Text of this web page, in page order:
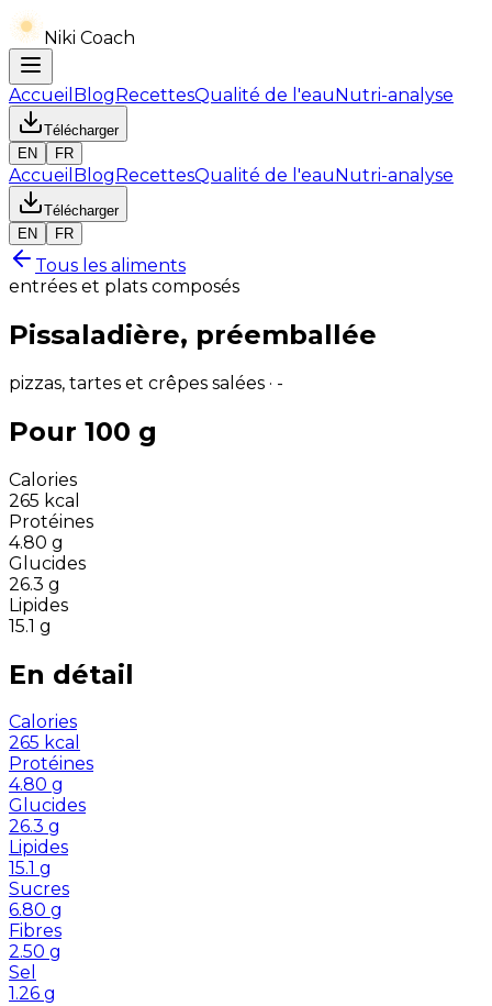
Niki Coach
Accueil BlogRecettesQualité de l'eauNutri-analyse
Télécharger
EN
FR
Accueil BlogRecettesQualité de l'eauNutri-analyse
Télécharger
EN
FR
Tous les aliments
entrées et plats composés
Pissaladière, préemballée
pizzas, tartes et crêpes salées · -
Pour 100 g
Calories
265 kcal
Protéines
4.80 g
Glucides
26.3 g
Lipides
15.1 g
En détail
Calories
265 kcal
Protéines
4.80 g
Glucides
26.3 g
Lipides
15.1 g
Sucres
6.80 g
Fibres
2.50 g
Sel
1.26 g